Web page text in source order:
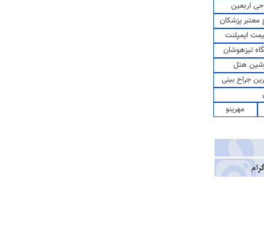
اربعین
پزشکان
ایمپلنت
تیزهوشان
هتل
جراح بینی
مهرینو